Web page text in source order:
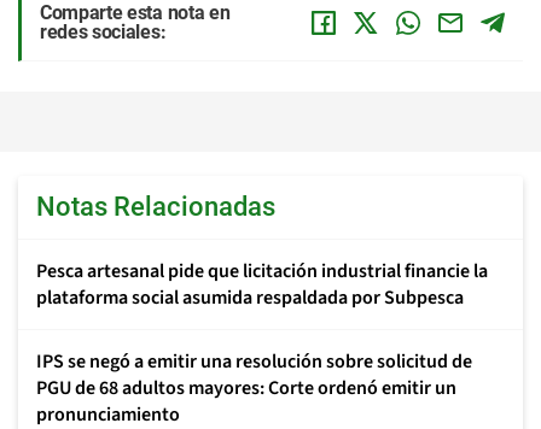
Comparte esta nota en
redes sociales:
Notas Relacionadas
Pesca artesanal pide que licitación industrial financie la
plataforma social asumida respaldada por Subpesca
IPS se negó a emitir una resolución sobre solicitud de
PGU de 68 adultos mayores: Corte ordenó emitir un
pronunciamiento